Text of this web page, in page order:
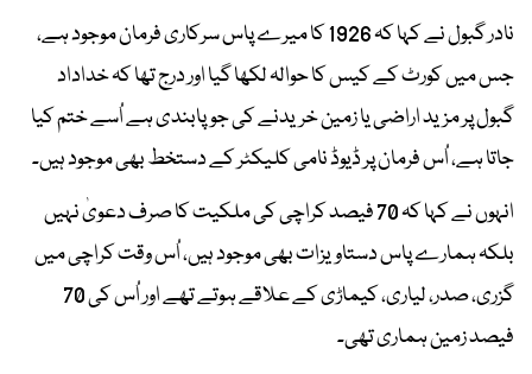
نادر گبول نے کہا کہ 1926 کا میرے پاس سرکاری فرمان موجود ہے،
جس میں کورٹ کے کیس کا حوالہ لکھا گیا اور درج تھا کہ خداداد
گبول پر مزید اراضی یا زمین خریدنے کی جوپابندی ہے اُسے ختم کیا
جاتا ہے، اُس فرمان پر ڈیوڈ نامی کلیکٹر کے دستخط بھی موجود ہیں۔
انہوں نے کہا کہ 70 فیصد کراچی کی ملکیت کا صرف دعویٰ نہیں
بلکہ ہمارے پاس دستاویزات بھی موجود ہیں، اُس وقت کراچی میں
گزری، صدر، لیاری، کیماڑی کے علاقے ہوتے تھے اور اُس کی 70
فیصد زمین ہماری تھی۔